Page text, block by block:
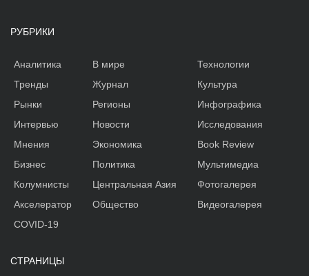
РУБРИКИ
Аналитика
Тренды
Рынки
Интервью
Мнения
Бизнес
Колумнисты
Акселератор
В мире
Журнал
Регионы
Новости
Экономика
Политика
Центральная Азия
Общество
Технологии
Культура
Инфографика
Исследования
Book Review
Мультимедиа
Фотогалерея
Видеогалерея
COVID-19
СТРАНИЦЫ